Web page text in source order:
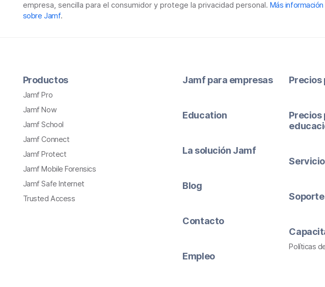
empresa, sencilla para el consumidor y protege la privacidad personal. Más información
sobre Jamf.
Productos
Jamf Pro
Jamf Now
Jamf School
Jamf Connect
Jamf Protect
Jamf Mobile Forensics
Jamf Safe Internet
Trusted Access
Jamf para empresas
Education
La solución Jamf
Blog
Contacto
Empleo
Precios
Precios
Políticas